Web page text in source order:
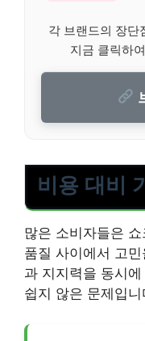
각 브랜드의 장단
지금 클릭하
비용 대비
많은 소비자들은
품질 사이에서 고
과 지지력을 동시
쉽지 않은 문제입니